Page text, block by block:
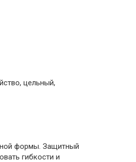
цельный,
формы. Защитный
гибкости и